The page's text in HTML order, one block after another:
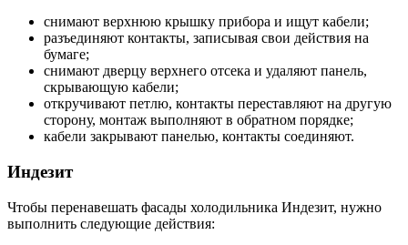
снимают верхнюю крышку прибора и ищут кабели;
разъединяют контакты, записывая свои действия на
бумаге;
снимают дверцу верхнего отсека и удаляют панель,
скрывающую кабели;
откручивают петлю, контакты переставляют на другую
сторону, монтаж выполняют в обратном порядке;
кабели закрывают панелью, контакты соединяют.
Индезит
Чтобы перенавешать фасады холодильника Индезит, нужно
выполнить следующие действия: